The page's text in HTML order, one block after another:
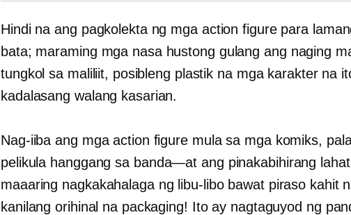
Hindi na ang pagkolekta ng mga action figure para
bata; maraming mga nasa hustong gulang ang naging
tungkol sa maliliit, posibleng plastik na mga karakter na
kadalasang walang kasarian.
Nag-iiba ang mga action figure mula sa mga komiks,
pelikula hanggang sa banda—at ang pinakabihirang
maaaring nagkakahalaga ng libu-libo bawat piraso kahit
kanilang orihinal na packaging! Ito ay nagtaguyod ng